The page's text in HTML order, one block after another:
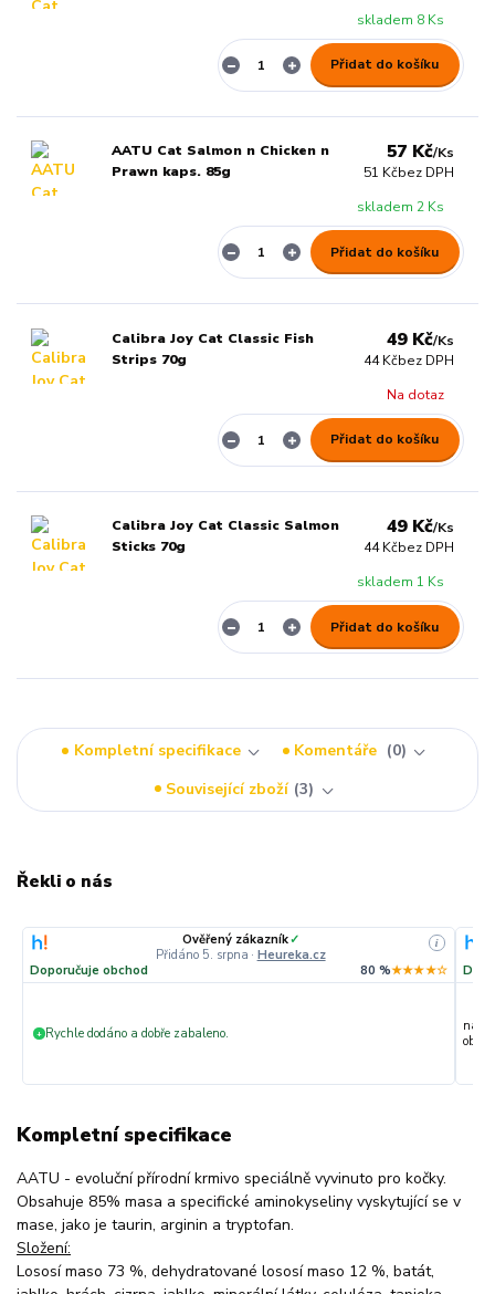
skladem 8 Ks
Přidat do košíku
AATU Cat Salmon n Chicken n
Prawn kaps. 85g
57 Kč/Ks
51 Kčbez DPH
skladem 2 Ks
Přidat do košíku
Calibra Joy Cat Classic Fish
Strips 70g
49 Kč/Ks
44 Kčbez DPH
Na dotaz
Přidat do košíku
Calibra Joy Cat Classic Salmon
Sticks 70g
49 Kč/Ks
44 Kčbez DPH
skladem 1 Ks
Přidat do košíku
Kompletní specifikace Komentáře
0
Související zboží 3
Řekli o nás
Ověřený zákazník✓
Přidáno 5. srpna · Heureka.cz
i
Doporučuje obchod 80 %★★★★☆
+ Rychle dodáno a dobře zabaleno.
Kompletní specifikace
AATU - evoluční přírodní krmivo speciálně vyvinuto pro kočky.
Obsahuje 85% masa a specifické aminokyseliny vyskytující se v
mase, jako je taurin, arginin a tryptofan.
Složení:
Lososí maso 73 %, dehydratované lososí maso 12 %, batát,